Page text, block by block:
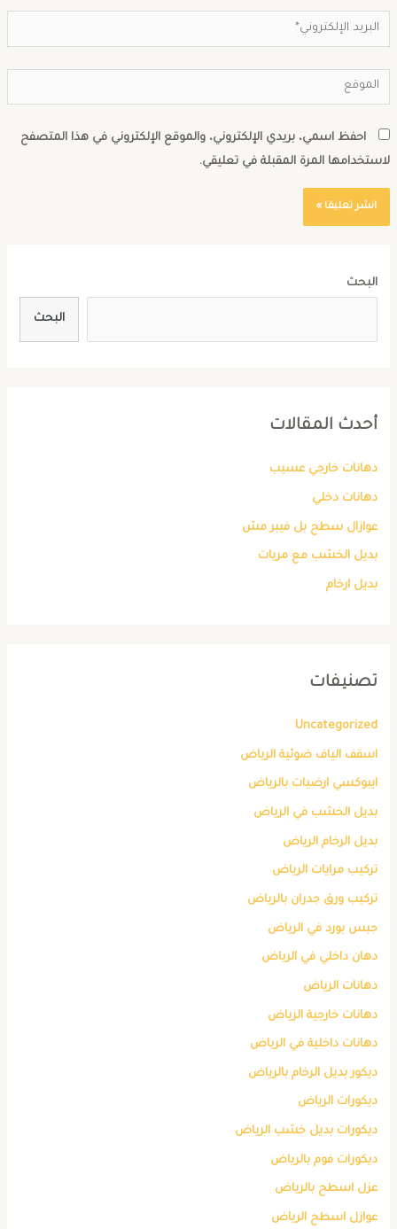
احفظ اسمي، بريدي الإلكتروني، والموقع الإلكتروني في هذا المتصفح
المرة المقبلة في تعليقي.
البحث
البحث
أحدث المقالات
دهانات خارجي عسيب
دهانات دخلي
عوازال سطح بل فيبر مش
بديل الخشب مع مريات
بديل ارخام
تصنيفات
Uncategorized
اسقف الياف ضوئية الرياض
ايبوكسي ارضيات بالرياض
بديل الخشب في الرياض
بديل الرخام الرياض
تركيب مرايات الرياض
تركيب ورق جدران بالرياض
جبس بورد في الرياض
دهان داخلي في الرياض
دهانات الرياض
دهانات خارجية الرياض
دهانات داخلية في الرياض
ديكور بديل الرخام بالرياض
ديكورات الرياض
ديكورات بديل خشب الرياض
ديكورات فوم بالرياض
عزل اسطح بالرياض
عوازل اسطح الرياض